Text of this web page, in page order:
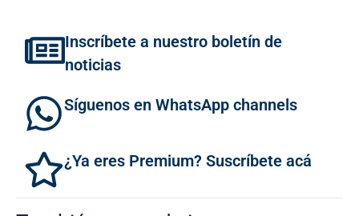
Inscríbete a nuestro boletín de
noticias
Síguenos en WhatsApp channels
¿Ya eres Premium? Suscríbete acá